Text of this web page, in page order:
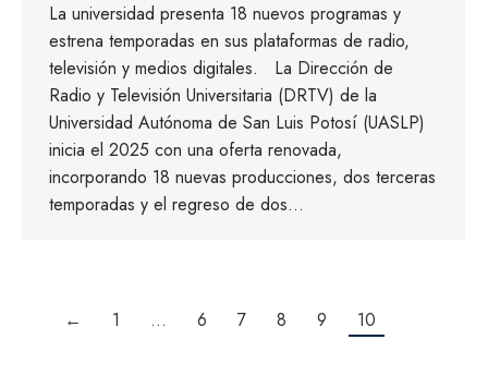
La universidad presenta 18 nuevos programas y
estrena temporadas en sus plataformas de radio,
televisión y medios digitales. La Dirección de
Radio y Televisión Universitaria (DRTV) de la
Universidad Autónoma de San Luis Potosí (UASLP)
inicia el 2025 con una oferta renovada,
incorporando 18 nuevas producciones, dos terceras
temporadas y el regreso de dos…
← 1 … 6 7 8 9 10